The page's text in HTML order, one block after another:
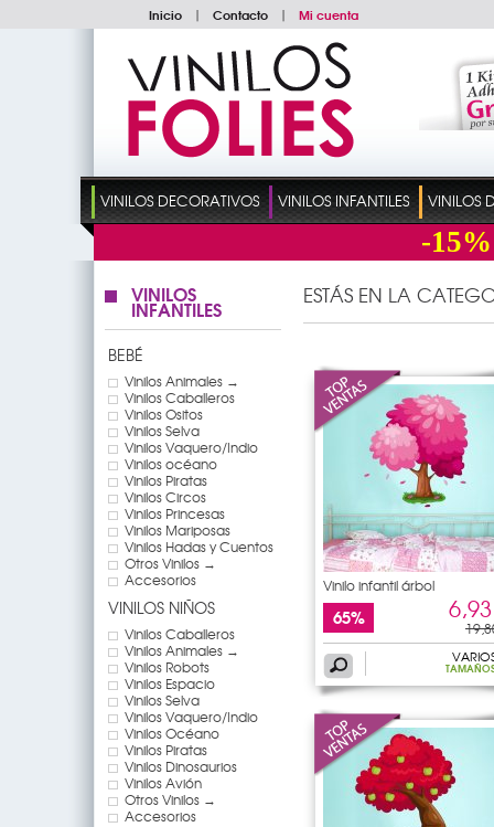
Inicio | Contacto | Mi cuenta
VINILOS DECORATIVOS VINILOS INFANTILES VINILOS
-15%
VINILOS
INFANTILES
BEBÉ
Vinilos Animales →
Vinilos Caballeros
Vinilos Ositos
Vinilos Selva
Vinilos Vaquero/Indio
Vinilos océano
Vinilos Piratas
Vinilos Circos
Vinilos Princesas
Vinilos Mariposas
Vinilos Hadas y Cuentos
Otros Vinilos →
Accesorios
VINILOS NIÑOS
Vinilos Caballeros
Vinilos Animales →
Vinilos Robots
Vinilos Espacio
Vinilos Selva
Vinilos Vaquero/Indio
Vinilos Océano
Vinilos Piratas
Vinilos Dinosaurios
Vinilos Avión
Otros Vinilos →
Accesorios
ESTÁS EN LA
Vinilo infantil árbol
65%